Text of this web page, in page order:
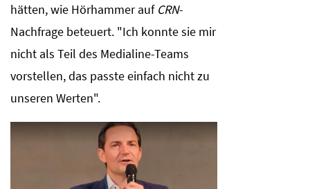
hätten, wie Hörhammer auf CRN-
Nachfrage beteuert. "Ich konnte sie mir
nicht als Teil des Medialine-Teams
vorstellen, das passte einfach nicht zu
unseren Werten".